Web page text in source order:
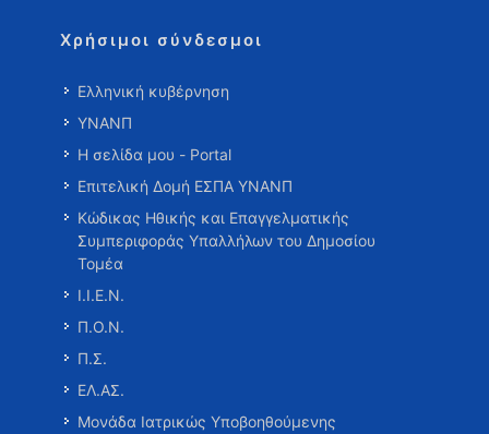
Χρήσιμοι σύνδεσμοι
Ελληνική κυβέρνηση
ΥΝΑΝΠ
Η σελίδα μου - Portal
Επιτελική Δομή ΕΣΠΑ ΥΝΑΝΠ
Κώδικας Ηθικής και Επαγγελματικής
Συμπεριφοράς Υπαλλήλων του Δημοσίου
Τομέα
Ι.Ι.Ε.Ν.
Π.Ο.Ν.
Π.Σ.
ΕΛ.ΑΣ.
Μονάδα Ιατρικώς Υποβοηθούμενης